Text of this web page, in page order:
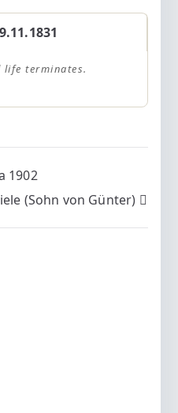
life terminates.
1902
(Sohn von Günter)